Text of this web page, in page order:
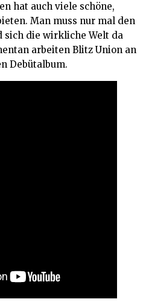
hat auch viele schöne,
Man muss nur mal den
sich die wirkliche Welt da
arbeiten Blitz Union an
Debütalbum.